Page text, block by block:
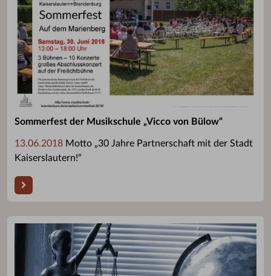
Sommerfest der Musikschule „Vicco von Bülow“
13.06.2018 Motto „30 Jahre Partnerschaft mit der Stadt
Kaiserslautern!“